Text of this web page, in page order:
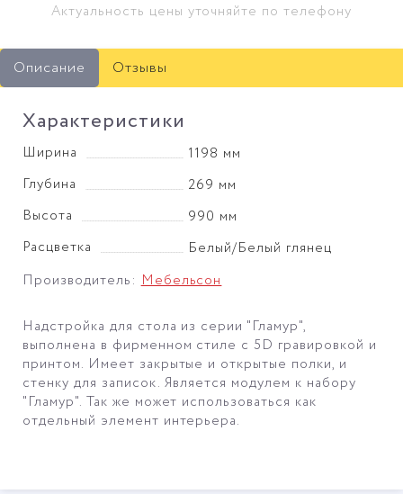
Актуальность цены уточняйте по телефону
Описание Отзывы
Характеристики
Ширина
1198 мм
Глубина
269 мм
Высота
990 мм
Расцветка
Белый/Белый глянец
Производитель:Мебельсон
Надстройка для стола из серии "Гламур",
выполнена в фирменном стиле с 5D гравировкой и
принтом. Имеет закрытые и открытые полки, и
стенку для записок. Является модулем к набору
"Гламур". Так же может использоваться как
отдельный элемент интерьера.